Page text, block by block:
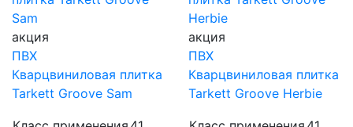
акция
ПВХ
Кварцвиниловая плитка
Tarkett Groove Sam
акция
ПВХ
Кварцвиниловая плитка
Tarkett Groove Herbie